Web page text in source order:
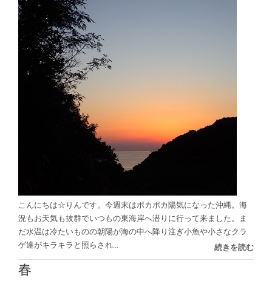
こんにちは☆りんです。今週末はポカポカ陽気になった沖縄。海
況もお天気も抜群でいつもの東海岸へ潜りに行って来ました。ま
だ水温は冷たいものの朝陽が海の中へ降り注ぎ小魚や小さなクラ
ゲ達がキラキラと照らされ...
続きを読む
春